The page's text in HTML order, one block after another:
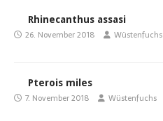
Rhinecanthus assasi
26. November 2018 Wüstenfuchs
Pterois miles
7. November 2018 Wüstenfuchs